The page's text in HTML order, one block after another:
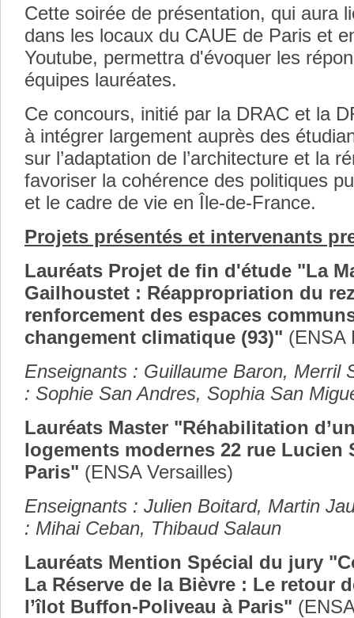
Cette soirée de présentation, qui aura
dans les locaux du CAUE de Paris et
Youtube, permettra d'évoquer les
équipes lauréates.
Ce concours, initié par la DRAC et la
à intégrer largement auprès des
sur l’adaptation de l’architecture et la
favoriser la cohérence des politiques
et le cadre de vie en Île-de-France.
Projets présentés et intervenants
Lauréats Projet de fin d'étude "La
Gailhoustet : Réappropriation du
renforcement des espaces
changement climatique (93)" (ENSA
Enseignants : Guillaume Baron, Merril
: Sophie San Andres, Sophia San
Lauréats Master "Réhabilitation
logements modernes 22 rue Lucien
Paris" (ENSA Versailles)
Enseignants : Julien Boitard, Martin
: Mihai Ceban, Thibaud Salaun
Lauréats Mention Spécial du jury
La Réserve de la Bièvre : Le retour
l’îlot Buffon-Poliveau à Paris"